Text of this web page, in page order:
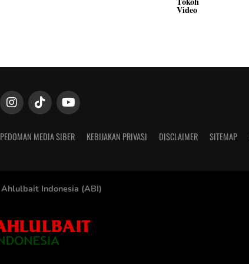
Video
PEDOMAN MEDIA SIBER KEBIJAKAN PRIVASI DISCLAIMER SITEMAP
Ahlulbait Indonesia (ABI)